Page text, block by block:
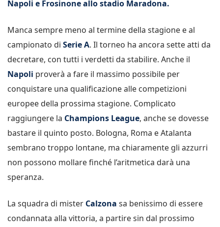
Napoli e Frosinone allo stadio Maradona.
Manca sempre meno al termine della stagione e al
campionato di Serie A. Il torneo ha ancora sette atti da
decretare, con tutti i verdetti da stabilire. Anche il
Napoli proverà a fare il massimo possibile per
conquistare una qualificazione alle competizioni
europee della prossima stagione. Complicato
raggiungere la Champions League, anche se dovesse
bastare il quinto posto. Bologna, Roma e Atalanta
sembrano troppo lontane, ma chiaramente gli azzurri
non possono mollare finché l’aritmetica darà una
speranza.
La squadra di mister Calzona sa benissimo di essere
condannata alla vittoria, a partire sin dal prossimo